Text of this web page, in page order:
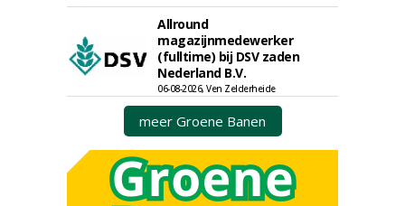
Allround
magazijnmedewerker
(fulltime) bij DSV zaden
Nederland B.V.
06-08-2026, Ven Zelderheide
meer Groene Banen